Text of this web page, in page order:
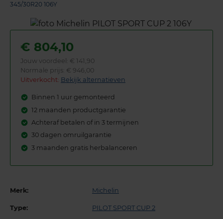
345/30R20 106Y
€ 804,10
Jouw voordeel: € 141,90
Normale prijs: € 946,00
Uitverkocht: Bekijk alternatieven
Binnen 1 uur gemonteerd
12 maanden productgarantie
Achteraf betalen of in 3 termijnen
30 dagen omruilgarantie
3 maanden gratis herbalanceren
Merk: Michelin
Type: PILOT SPORT CUP 2